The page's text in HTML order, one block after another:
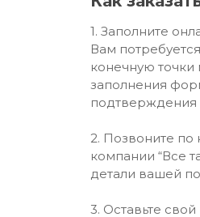
1. Заполните
Вам
конечную точки
заполнения
подтверждения
2. Позвоните по
компании “Все
детали вашей
3. Оставьте